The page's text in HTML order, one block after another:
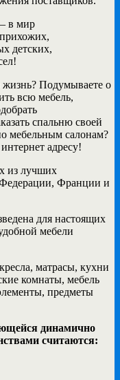
в мир
детских,
Подумываете о
всю мебель,
спальню своей
мебельным салонам?
адресу!
из лучших
Франции и
для настоящих
мебели
матрасы, кухни
комнаты, мебель
предметы
динамично
считаются: